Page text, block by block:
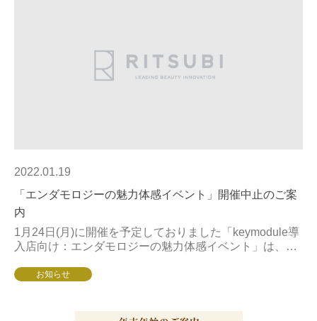
2022.01.19
「エンダモロジーの魅力体感イベント」開催中止のご案
内
1月24日(月)に開催を予定しておりました「keymodule導
入店向け：エンダモロジーの魅力体感イベント」は、コ
させていただく運びとなりました...
お知らせ